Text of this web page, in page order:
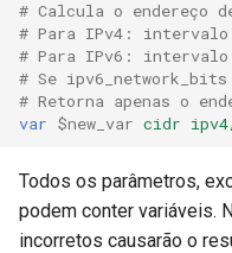
# Calcula o endereço
# Para IPv4: intervalo
# Para IPv6: intervalo
# Se
# Retorna apenas o
var $new_var cidr
Todos os parâmetros,
podem conter variáveis.
incorretos causarão o